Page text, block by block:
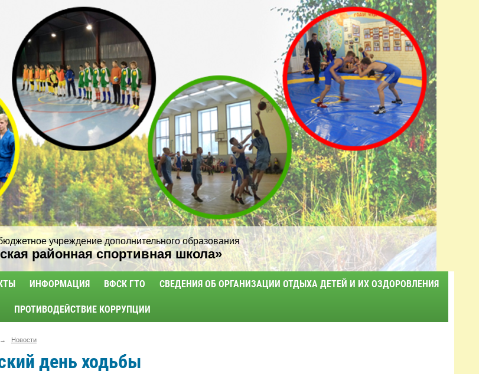
учреждение дополнительного образования
районная спортивная школа»
ИНФОРМАЦИЯ ВФСК ГТО СВЕДЕНИЯ ОБ ОРГАНИЗАЦИИ ОТДЫХА ДЕТЕЙ И ИХ ОЗДОРОВЛЕНИЯ
ПРОТИВОДЕЙСТВИЕ КОРРУПЦИИ
→ Новости
день ходьбы